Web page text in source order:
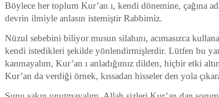
Böylece her toplum Kur’an ı, kendi dönemine, çağına
devrin ilmiyle anlasın istemiştir Rabbimiz.
Nüzul sebebini biliyor musun silahını, acımasızca
kendi istedikleri şekilde yönlendirmişlerdir. Lütfen bu
kanmayalım, Kur’an ı anladığımız dilden, hiçbir etki
Kur’an da verdiği örnek, kıssadan hisseler den yola